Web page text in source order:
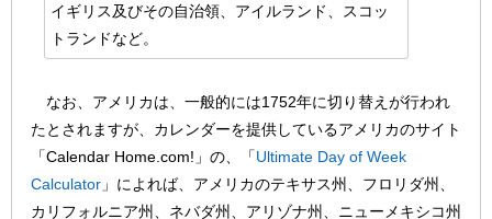
イギリス及びその自治領、アイルランド、スコッ
トランドなど。
なお、アメリカは、一般的には1752年に切り替えが行われ
たとされますが、カレンダーを提供しているアメリカのサイト
「Calendar Home.com!」の、「Ultimate Day of Week
Calculator」によれば、アメリカのテキサス州、フロリダ州、
カリフォルニア州、ネバダ州、アリゾナ州、ニューメキシコ州